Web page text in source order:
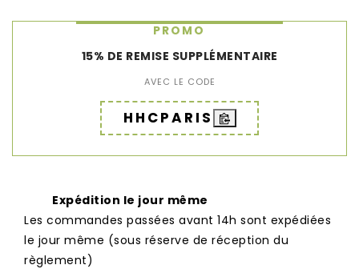
PROMO
15% DE REMISE SUPPLÉMENTAIRE
AVEC LE CODE
HHCPARIS
Expédition le jour même
Les commandes passées avant 14h sont expédiées
le jour même (sous réserve de réception du
règlement)